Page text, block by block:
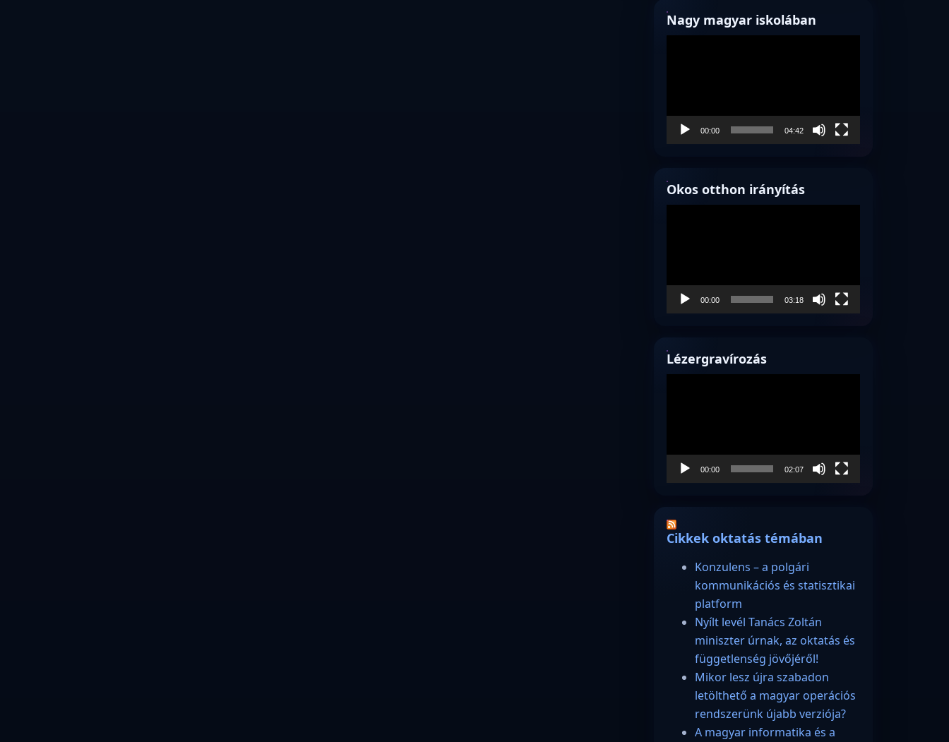
Nagy magyar iskolában
00:00 04:42
Okos otthon irányítás
00:00 03:18
Lézergravírozás
00:00 02:07
Cikkek oktatás témában
Konzulens – a polgári
kommunikációs és statisztikai
platform
Nyílt levél Tanács Zoltán
miniszter úrnak, az oktatás és
függetlenség jövőjéről!
Mikor lesz újra szabadon
letölthető a magyar operációs
rendszerünk újabb verziója?
A magyar informatika és a